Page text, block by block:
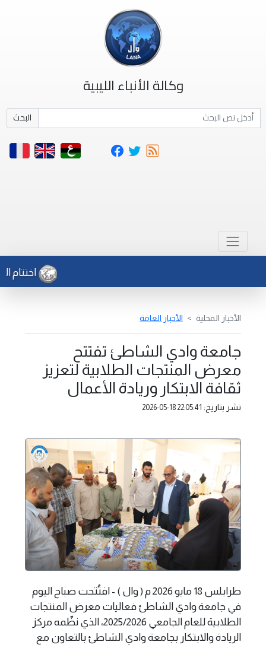
وكالة الأنباء الليبية
البحث
اختتام
الأخبار المحلية الأخبار العامة
جامعة وادي الشاطئ تفتتح
معرض المنتجات الطلابية لتعزيز
ثقافة الابتكار وريادة الأعمال
نشر بتاريخ: 2026-05-18 22:05:41
طرابلس 18 مايو 2026 م ( وال ) - افتُتحت صباح اليوم
في جامعة وادي الشاطئ فعاليات معرض المنتجات
الطلابية للعام الجامعي 2025/2026، الذي نظّمه مركز
الريادة والابتكار بجامعة وادي الشاطئ بالتعاون مع